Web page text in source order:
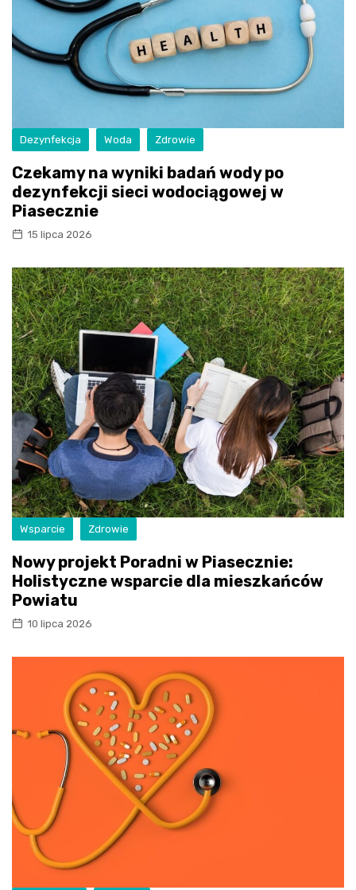
Dezynfekcja Woda Zdrowie
Czekamy na wyniki badań wody po
dezynfekcji sieci wodociągowej w
Piasecznie
15 lipca 2026
Wsparcie Zdrowie
Nowy projekt Poradni w Piasecznie:
Holistyczne wsparcie dla mieszkańców
Powiatu
10 lipca 2026